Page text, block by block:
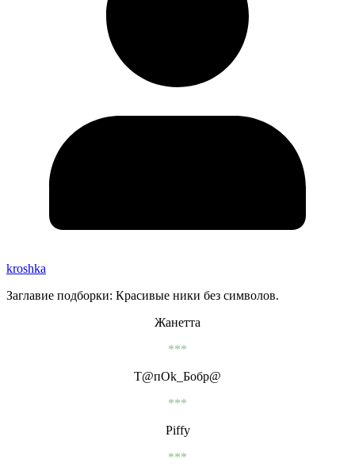
kroshka
Заглавие подборки: Красивые ники без символов.
Жанетта
***
Т@пOk_Бобр@
***
Piffy
***